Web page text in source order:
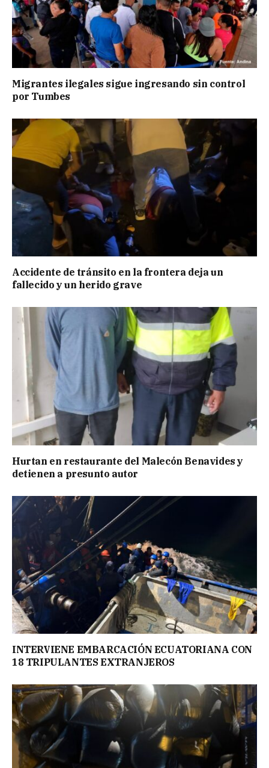
Migrantes ilegales sigue ingresando sin control
por Tumbes
Accidente de tránsito en la frontera deja un
fallecido y un herido grave
Hurtan en restaurante del Malecón Benavides y
detienen a presunto autor
INTERVIENE EMBARCACIÓN ECUATORIANA CON
18 TRIPULANTES EXTRANJEROS